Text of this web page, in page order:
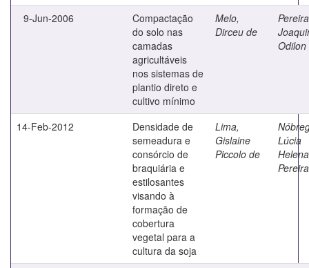
9-Jun-2006
Compactação
do solo nas
camadas
agricultáveis
nos sistemas de
plantio direto e
cultivo mínimo
Melo,
Dirceu de
Odilon
14-Feb-2012
Densidade de
semeadura e
consórcio de
braquiária e
estilosantes
visando à
formação de
cobertura
vegetal para a
cultura da soja
Lima,
Gislaine
Piccolo de
Lúcia
Helena
Pereira